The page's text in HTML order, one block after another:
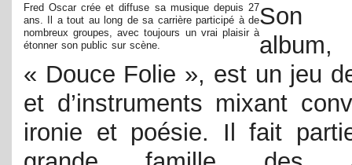
Fred Oscar crée et diffuse sa musique depuis 27
ans. Il a tout au long de sa carrière participé à de
nombreux groupes, avec toujours un vrai plaisir à
étonner son public sur scène.
Son
album,
« Douce Folie », est un jeu
et d’instruments mixant
ironie et poésie. Il fait